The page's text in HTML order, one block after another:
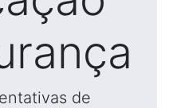
de